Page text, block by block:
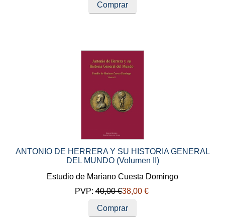
Comprar
ANTONIO DE HERRERA Y SU HISTORIA GENERAL
DEL MUNDO (Volumen II)
Estudio de Mariano Cuesta Domingo
PVP:40,00 €38,00 €
Comprar